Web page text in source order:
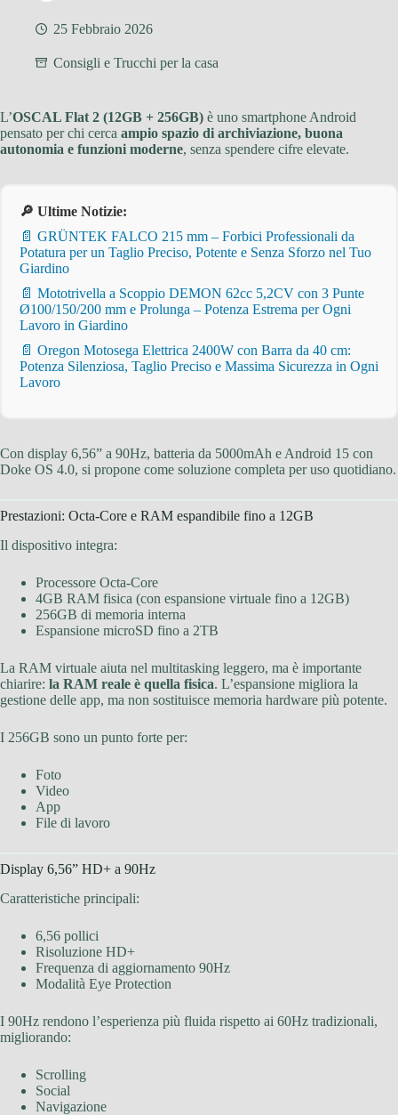
25 Febbraio 2026
Consigli e Trucchi per la casa
L’OSCAL Flat 2 (12GB + 256GB) è uno smartphone Android
pensato per chi cerca ampio spazio di archiviazione, buona
autonomia e funzioni moderne, senza spendere cifre elevate.
🔎 Ultime Notizie:
📄 GRÜNTEK FALCO 215 mm – Forbici Professionali da
Potatura per un Taglio Preciso, Potente e Senza Sforzo nel Tuo
Giardino
📄 Mototrivella a Scoppio DEMON 62cc 5,2CV con 3 Punte
Ø100/150/200 mm e Prolunga – Potenza Estrema per Ogni
Lavoro in Giardino
📄 Oregon Motosega Elettrica 2400W con Barra da 40 cm:
Potenza Silenziosa, Taglio Preciso e Massima Sicurezza in Ogni
Lavoro
Con display 6,56” a 90Hz, batteria da 5000mAh e Android 15 con
Doke OS 4.0, si propone come soluzione completa per uso quotidiano.
Prestazioni: Octa-Core e RAM espandibile fino a 12GB
Il dispositivo integra:
Processore Octa-Core
4GB RAM fisica (con espansione virtuale fino a 12GB)
256GB di memoria interna
Espansione microSD fino a 2TB
La RAM virtuale aiuta nel multitasking leggero, ma è importante
chiarire: la RAM reale è quella fisica. L’espansione migliora la
gestione delle app, ma non sostituisce memoria hardware più potente.
I 256GB sono un punto forte per:
Foto
Video
App
File di lavoro
Display 6,56” HD+ a 90Hz
Caratteristiche principali:
6,56 pollici
Risoluzione HD+
Frequenza di aggiornamento 90Hz
Modalità Eye Protection
I 90Hz rendono l’esperienza più fluida rispetto ai 60Hz tradizionali,
migliorando:
Scrolling
Social
Navigazione